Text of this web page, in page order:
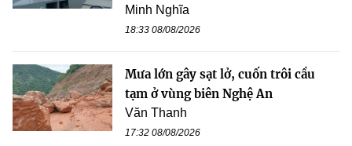
Minh Nghĩa
18:33 08/08/2026
Mưa lớn gây sạt lở, cuốn trôi cầu
tạm ở vùng biên Nghệ An
Văn Thanh
17:32 08/08/2026